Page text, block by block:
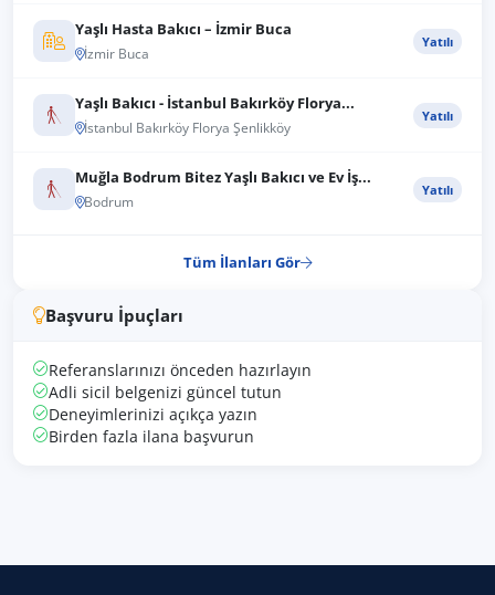
Yaşlı Hasta Bakıcı – İzmir Buca
İzmir Buca
Yatılı
Yaşlı Bakıcı - İstanbul Bakırköy Florya...
İstanbul Bakırköy Florya Şenlikköy
Yatılı
Muğla Bodrum Bitez Yaşlı Bakıcı ve Ev İş...
Bodrum
Yatılı
Tüm İlanları Gör
Başvuru İpuçları
Referanslarınızı önceden hazırlayın
Adli sicil belgenizi güncel tutun
Deneyimlerinizi açıkça yazın
Birden fazla ilana başvurun